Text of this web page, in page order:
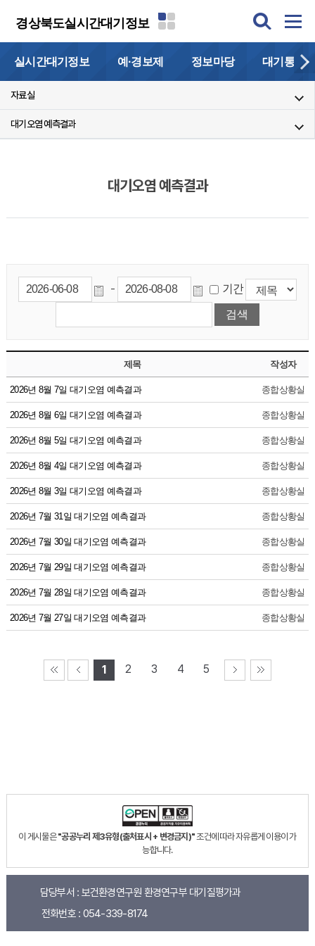
경상북도실시간대기정보
실시간대기정보 예·경보제 정보마당 대기통계
자료실
대기오염 예측결과
대기오염 예측결과
- 기간
제목 작성자
2026년 8월 7일 대기오염 예측결과 종합상황실
2026년 8월 6일 대기오염 예측결과 종합상황실
2026년 8월 5일 대기오염 예측결과 종합상황실
2026년 8월 4일 대기오염 예측결과 종합상황실
2026년 8월 3일 대기오염 예측결과 종합상황실
2026년 7월 31일 대기오염 예측결과 종합상황실
2026년 7월 30일 대기오염 예측결과 종합상황실
2026년 7월 29일 대기오염 예측결과 종합상황실
2026년 7월 28일 대기오염 예측결과 종합상황실
2026년 7월 27일 대기오염 예측결과 종합상황실
1 2 3 4 5
이 게시물은"공공누리 제3유형(출처표시 + 변경금지)"조건에 따라 자유롭게 이용이 가
능합니다.
담당부서 : 보건환경연구원 환경연구부 대기질평가과
전화번호 : 054-339-8174